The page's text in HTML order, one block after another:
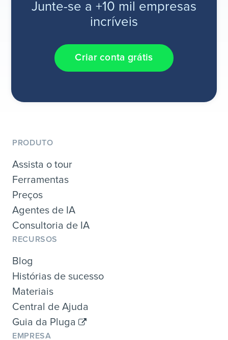
Junte-se a +10 mil empresas
incríveis
Criar conta grátis
PRODUTO
Assista o tour
Ferramentas
Preços
Agentes de IA
Consultoria de IA
RECURSOS
Blog
Histórias de sucesso
Materiais
Central de Ajuda
Guia da Pluga
EMPRESA